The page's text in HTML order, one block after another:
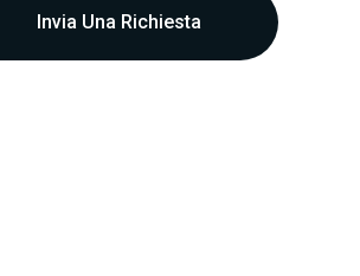
Invia Una Richiesta